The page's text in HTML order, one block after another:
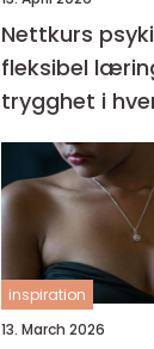
Nettkurs
fleksibel
trygghet i
inspiration
13. March 2026